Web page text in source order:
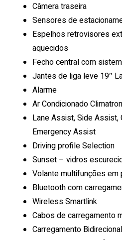
Câmera traseira
Sensores de
Espelhos retrovisores
aquecidos
Fecho central com
Jantes de liga leve 19″
Alarme
Ar Condicionado
Lane Assist, Side
Emergency Assist
Driving profile Selection
Sunset – vidros
Volante multifunções em
Bluetooth com
Wireless Smartlink
Cabos de carregamento
Carregamento Bidirecional